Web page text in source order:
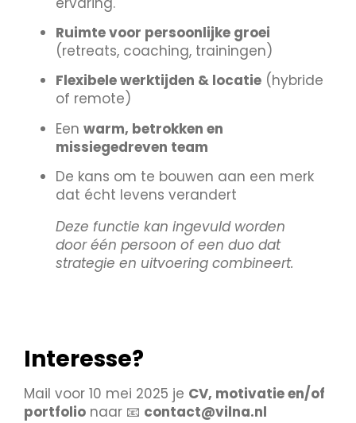
Ruimte voor persoonlijke groei
(retreats, coaching, trainingen)
Flexibele werktijden & locatie (hybride
of remote)
Een warm, betrokken en
missiegedreven team
De kans om te bouwen aan een merk
dat écht levens verandert
Deze functie kan ingevuld worden
door één persoon of een duo dat
strategie en uitvoering combineert.
Interesse?
Mail voor 10 mei 2025 je CV, motivatie en/of
portfolio naar 📧 contact@vilna.nl